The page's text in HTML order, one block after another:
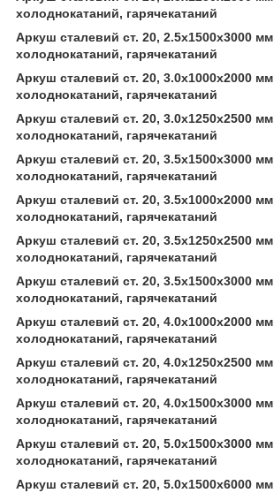
холоднокатаний, гарячекатаний
Аркуш сталевий ст. 20, 2.5х1500х3000 мм
холоднокатаний, гарячекатаний
Аркуш сталевий ст. 20, 3.0х1000х2000 мм
холоднокатаний, гарячекатаний
Аркуш сталевий ст. 20, 3.0х1250х2500 мм
холоднокатаний, гарячекатаний
Аркуш сталевий ст. 20, 3.5х1500х3000 мм
холоднокатаний, гарячекатаний
Аркуш сталевий ст. 20, 3.5х1000х2000 мм
холоднокатаний, гарячекатаний
Аркуш сталевий ст. 20, 3.5х1250х2500 мм
холоднокатаний, гарячекатаний
Аркуш сталевий ст. 20, 3.5х1500х3000 мм
холоднокатаний, гарячекатаний
Аркуш сталевий ст. 20, 4.0х1000х2000 мм
холоднокатаний, гарячекатаний
Аркуш сталевий ст. 20, 4.0х1250х2500 мм
холоднокатаний, гарячекатаний
Аркуш сталевий ст. 20, 4.0х1500х3000 мм
холоднокатаний, гарячекатаний
Аркуш сталевий ст. 20, 5.0х1500х3000 мм
холоднокатаний, гарячекатаний
Аркуш сталевий ст. 20, 5.0х1500х6000 мм